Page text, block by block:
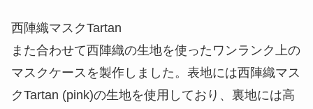
西陣織マスクTartan
また合わせて西陣織の生地を使ったワンランク上の
マスクケースを製作しました。表地には西陣織マス
クTartan (pink)の生地を使用しており、裏地には高